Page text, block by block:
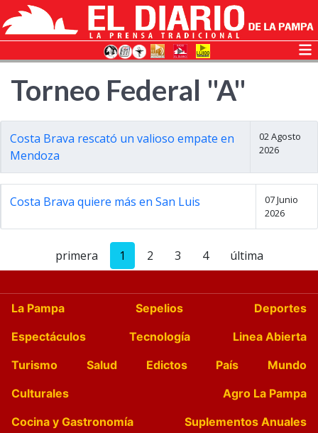
Torneo Federal "A"
Costa Brava rescató un valioso empate en
Mendoza
02 Agosto
2026
Costa Brava quiere más en San Luis
07 Junio
2026
primera 1 2 3 4 última
La Pampa Sepelios
Deportes
Espectáculos
Tecnología
Linea Abierta
Turismo
Salud Edictos País
Mundo
Culturales
Agro La Pampa
Cocina y Gastronomía
Suplementos Anuales